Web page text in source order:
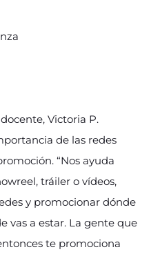
Victoria P.
de las redes
“Nos ayuda
tráiler o vídeos,
y promocionar dónde
vas a estar. La gente que
te promociona